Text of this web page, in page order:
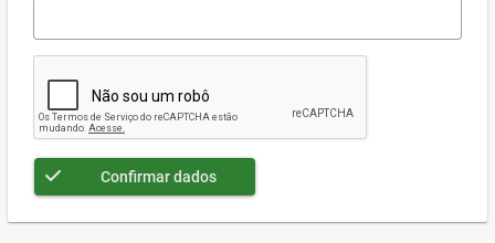
Confirmar dados